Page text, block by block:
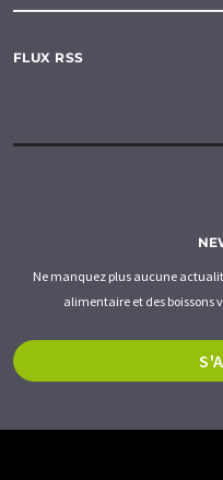
FLUX RSS
Ne manquez plus aucune
alimentaire et des boissons